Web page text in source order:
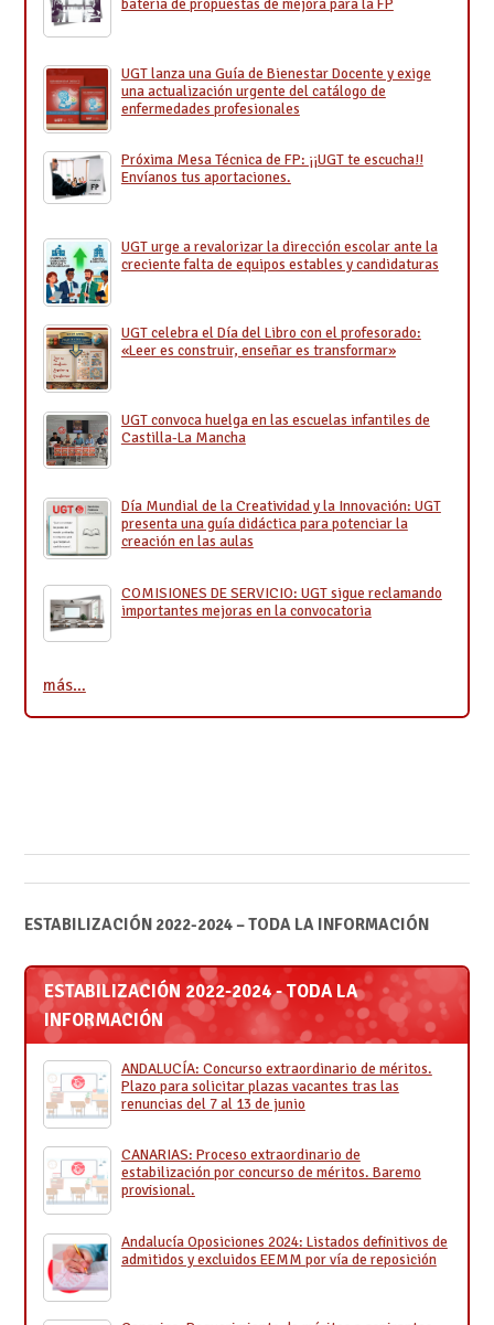
batería de propuestas de mejora para la FP
UGT lanza una Guía de Bienestar Docente y exige
una actualización urgente del catálogo de
enfermedades profesionales
Próxima Mesa Técnica de FP: ¡¡UGT te escucha!!
Envíanos tus aportaciones.
UGT urge a revalorizar la dirección escolar ante la
creciente falta de equipos estables y candidaturas
UGT celebra el Día del Libro con el profesorado:
«Leer es construir, enseñar es transformar»
UGT convoca huelga en las escuelas infantiles de
Castilla-La Mancha
Día Mundial de la Creatividad y la Innovación: UGT
presenta una guía didáctica para potenciar la
creación en las aulas
COMISIONES DE SERVICIO: UGT sigue reclamando
importantes mejoras en la convocatoria
más…
ESTABILIZACIÓN 2022-2024 – TODA LA INFORMACIÓN
ESTABILIZACIÓN 2022-2024 - TODA LA
INFORMACIÓN
ANDALUCÍA: Concurso extraordinario de méritos.
Plazo para solicitar plazas vacantes tras las
renuncias del 7 al 13 de junio
CANARIAS: Proceso extraordinario de
estabilización por concurso de méritos. Baremo
provisional.
Andalucía Oposiciones 2024: Listados definitivos de
admitidos y excluidos EEMM por vía de reposición